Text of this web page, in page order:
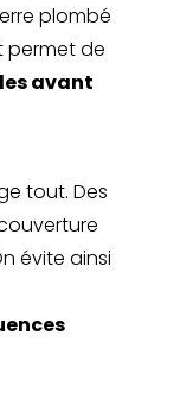
plombé
permet de
avant
tout. Des
évite ainsi